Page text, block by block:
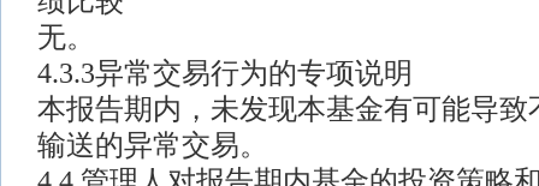
无。
4.3.3异常交易行为的专项说明
本报告期内，未发现本基金有可能导致
输送的异常交易。